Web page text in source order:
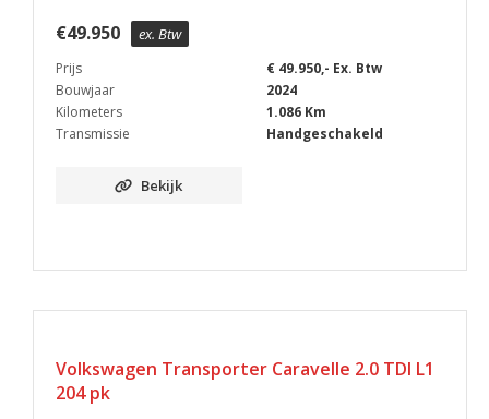
€49.950 ex. Btw
Prijs
€ 49.950,- Ex. Btw
Bouwjaar
2024
Kilometers
1.086 Km
Transmissie
Handgeschakeld
Bekijk
Volkswagen Transporter Caravelle 2.0 TDI L1
204 pk